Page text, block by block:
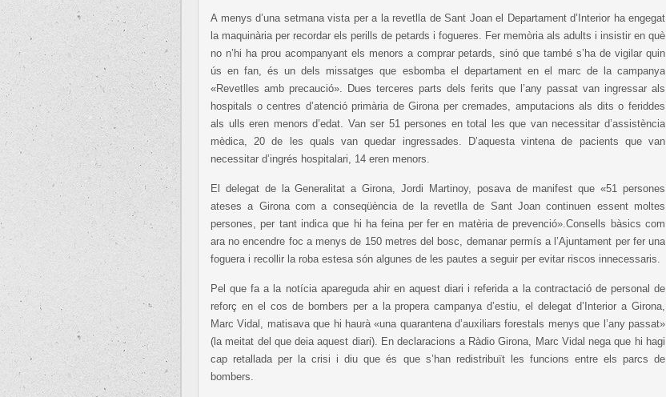
A menys d’una setmana vista per a la revetlla de Sant Joan el Departament d’Interior ha engegat
la maquinària per recordar els perills de petards i fogueres. Fer memòria als adults i insistir en què
no n’hi ha prou acompanyant els menors a comprar petards, sinó que també s’ha de vigilar quin
ús en fan, és un dels missatges que esbomba el departament en el marc de la campanya
«Revetlles amb precaució». Dues terceres parts dels ferits que l’any passat van ingressar als
hospitals o centres d’atenció primària de Girona per cremades, amputacions als dits o feriddes
als ulls eren menors d’edat. Van ser 51 persones en total les que van necessitar d’assistència
mèdica, 20 de les quals van quedar ingressades. D’aquesta vintena de pacients que van
necessitar d’ingrés hospitalari, 14 eren menors.
El delegat de la Generalitat a Girona, Jordi Martinoy, posava de manifest que «51 persones
ateses a Girona com a conseqüència de la revetlla de Sant Joan continuen essent moltes
persones, per tant indica que hi ha feina per fer en matèria de prevenció».Consells bàsics com
ara no encendre foc a menys de 150 metres del bosc, demanar permís a l’Ajuntament per fer una
foguera i recollir la roba estesa són algunes de les pautes a seguir per evitar riscos innecessaris.
Pel que fa a la notícia apareguda ahir en aquest diari i referida a la contractació de personal de
reforç en el cos de bombers per a la propera campanya d’estiu, el delegat d’Interior a Girona,
Marc Vidal, matisava que hi haurà «una quarantena d’auxiliars forestals menys que l’any passat»
(la meitat del que deia aquest diari). En declaracions a Ràdio Girona, Marc Vidal nega que hi hagi
cap retallada per la crisi i diu que és que s’han redistribuït les funcions entre els parcs de
bombers.